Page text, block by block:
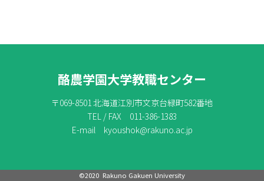
酪農学園大学教職センター
〒069-8501 北海道江別市文京台緑町582番地
TEL / FAX 011-386-1383
E-mail kyoushok@rakuno.ac.jp
©2020 Rakuno Gakuen University